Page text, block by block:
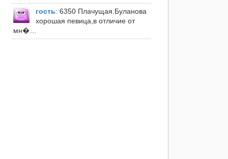
гость: 6350 Плачущая.Буланова
хорошая певица,в отличие от
мн�…